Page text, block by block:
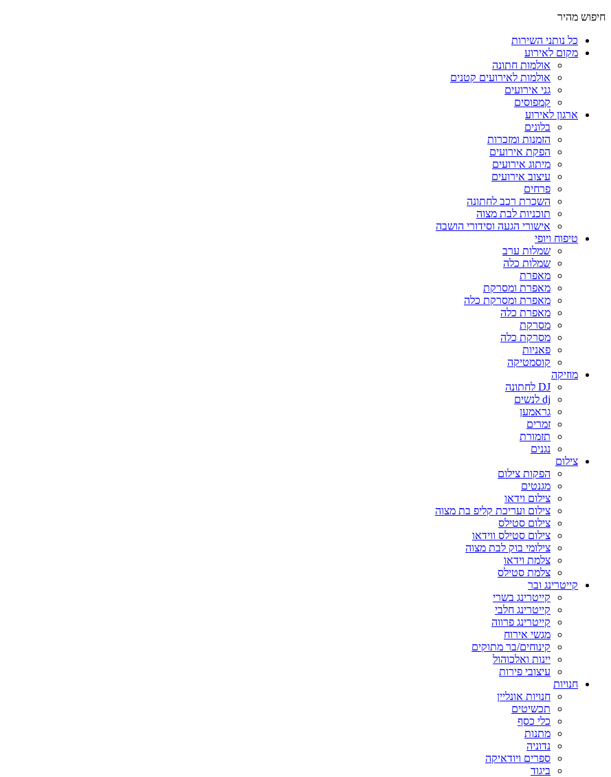
חיפוש מהיר
כל נותני השירות
מקום לאירוע
אולמות חתונה
אולמות לאירועים קטנים
גני אירועים
קמפוסים
ארגון לאירוע
בלונים
הזמנות ומזכרות
הפקת אירועים
מיתוג אירועים
עיצוב אירועים
פרחים
השכרת רכב לחתונה
תוכניות לבת מצוה
אישורי הגעה וסידורי הושבה
טיפוח ויופי
שמלות ערב
שמלות כלה
מאפרת
מאפרת ומסרקת
מאפרת ומסרקת כלה
מאפרת כלה
מסרקת
מסרקת כלה
פאניות
קוסמטיקה
מוזיקה
DJ לחתונה
dj לנשים
גראמען
זמרים
תזמורת
נגנים
צילום
הפקות צילום
מגנטים
צילום וידאו
צילום ועריכת קליפ בת מצוה
צילום סטילס
צילום סטילס ווידאו
צילומי בוק לבת מצוה
צלמת וידאו
צלמת סטילס
קייטרינג ובר
קייטרינג בשרי
קייטרינג חלבי
קייטרינג פרווה
מגשי אירוח
קינוחים/בר מתוקים
יינות ואלכוהול
עיצובי פירות
חנויות
חנויות אונליין
תכשיטים
כלי כסף
מתנות
נדוניה
ספרים ויודאיקה
ביגוד